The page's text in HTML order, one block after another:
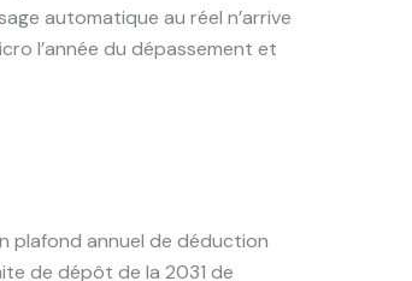
automatique au réel n’arrive
l’année du dépassement et
plafond annuel de déduction
de dépôt de la 2031 de